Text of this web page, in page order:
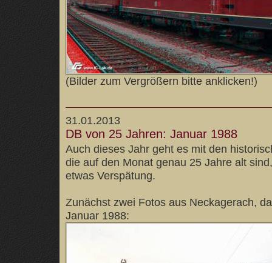
(Bilder zum Vergrößern bitte anklicken!)
31.01.2013
DB von 25 Jahren: Januar 1988
Auch dieses Jahr geht es mit den
die auf den Monat genau 25 Jahre alt
etwas Verspätung.
Zunächst zwei Fotos aus Neckagerach,
Januar 1988: